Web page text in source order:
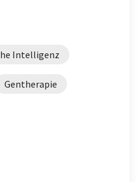
Intelligenz
Gentherapie